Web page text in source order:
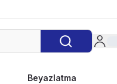
Beyazlatma